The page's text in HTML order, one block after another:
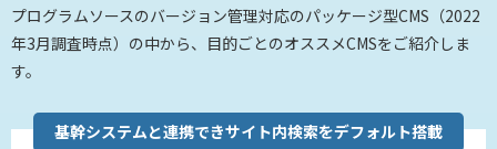
プログラムソースのバージョン管理対応のパッケージ型CMS（2022
年3月調査時点）の中から、目的ごとのオススメCMSをご紹介しま
す。
基幹システムと連携できサイト内検索をデフォルト搭載